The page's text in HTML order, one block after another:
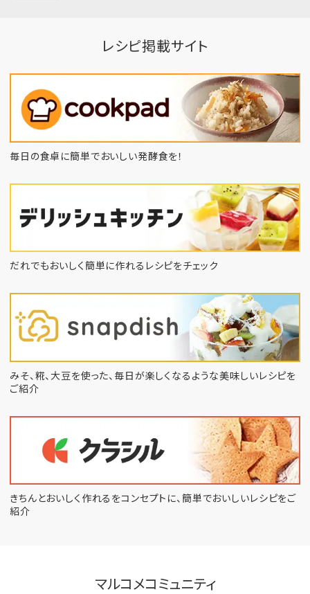
レシピ掲載サイト
毎日の食卓に簡単でおいしい発酵食を！
だれでもおいしく簡単に作れるレシピをチェック
みそ、糀、大豆を使った、毎日が楽しくなるような美味しいレシピを
ご紹介
きちんとおいしく作れるをコンセプトに、 簡単でおいしいレシピをご
紹介
マルコメコミュニティ